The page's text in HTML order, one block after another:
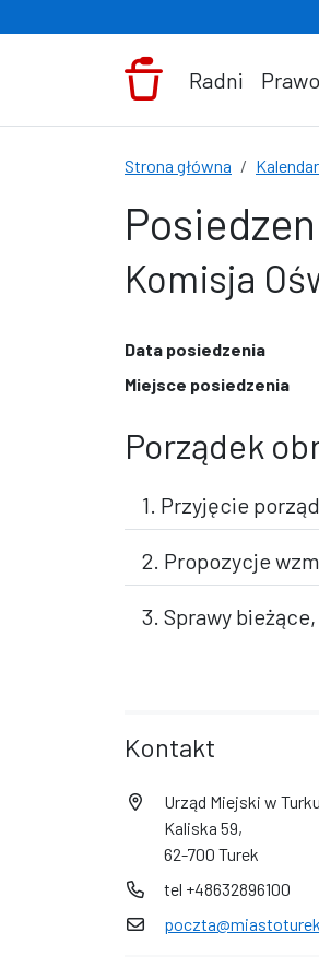
Radni
Strona główna
Komisja
Data posiedzenia
Miejsce posiedzenia
Porządek
1. Przyjęcie
2. Propozycje
3. Sprawy
Kontakt
Urząd Miejski w Turku
Kaliska 59,
62-700 Turek
tel +48632896100